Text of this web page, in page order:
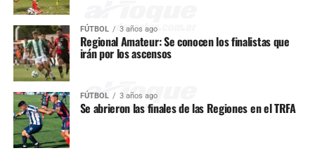
FÚTBOL 3 años ago
Regional Amateur: Se conocen los finalistas que
irán por los ascensos
FÚTBOL 3 años ago
Se abrieron las finales de las Regiones en el TRFA